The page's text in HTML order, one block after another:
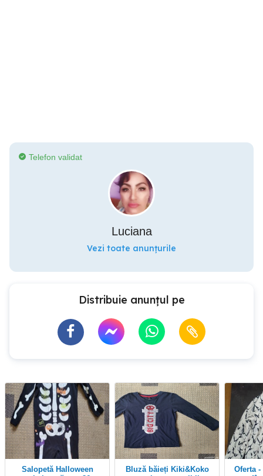
Telefon validat
Luciana
Vezi toate anunțurile
Distribuie anunțul pe
Salopetă Halloween
Bluză băieți Kiki&Koko
Oferta - Vand 2 geci din